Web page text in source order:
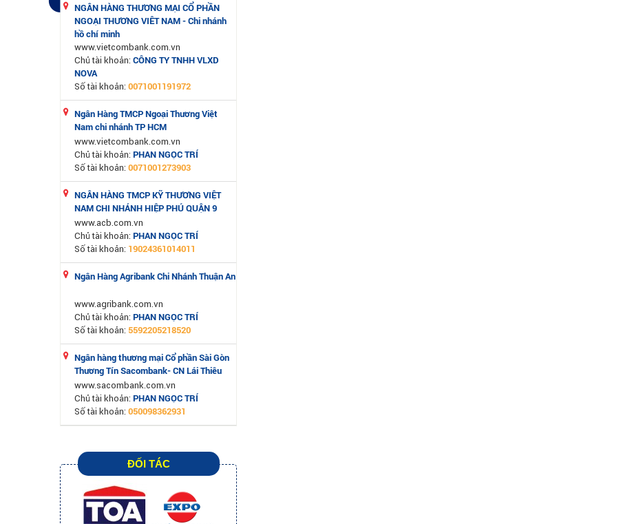
NGÂN HÀNG THƯƠNG MẠI CỔ PHẦN
NGOẠI THƯƠNG VIÊT NAM - Chi nhánh
hồ chí minh
www.vietcombank.com.vn
Chủ tài khoản: CÔNG TY TNHH VLXD
NOVA
Số tài khoản: 0071001191972
Ngân Hàng TMCP Ngoại Thương Việt
Nam chi nhánh TP HCM
www.vietcombank.com.vn
Chủ tài khoản: PHAN NGỌC TRÍ
Số tài khoản: 0071001273903
NGÂN HÀNG TMCP KỸ THƯƠNG VIỆT
NAM CHI NHÁNH HIỆP PHÚ QUẬN 9
www.acb.com.vn
Chủ tài khoản: PHAN NGỌC TRÍ
Số tài khoản: 19024361014011
Ngân Hàng Agribank Chi Nhánh Thuận An
www.agribank.com.vn
Chủ tài khoản: PHAN NGỌC TRÍ
Số tài khoản: 5592205218520
Ngân hàng thương mại Cổ phần Sài Gòn
Thương Tín Sacombank- CN Lái Thiêu
www.sacombank.com.vn
Chủ tài khoản: PHAN NGỌC TRÍ
Số tài khoản: 050098362931
ĐỐI TÁC